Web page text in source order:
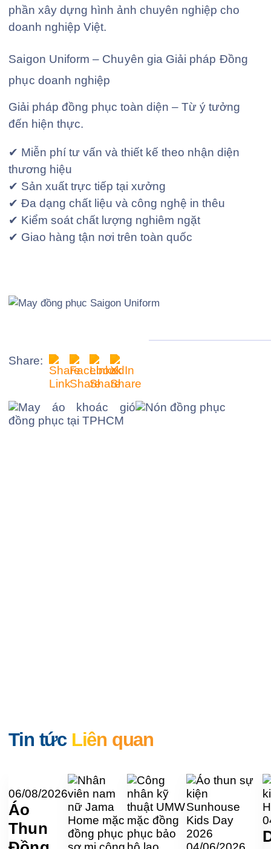
phần xây dựng hình ảnh chuyên nghiệp cho
doanh nghiệp Việt.
Saigon Uniform – Chuyên gia Giải pháp Đồng
phục doanh nghiệp
Giải pháp đồng phục toàn diện – Từ ý tưởng
đến hiện thực.
✔ Miễn phí tư vấn và thiết kế theo nhận diện
thương hiệu
✔ Sản xuất trực tiếp tại xưởng
✔ Đa dạng chất liệu và công nghệ in thêu
✔ Kiểm soát chất lượng nghiêm ngặt
✔ Giao hàng tận nơi trên toàn quốc
Share:
Tin tức Liên quan
06/08/2026
Áo
Thun